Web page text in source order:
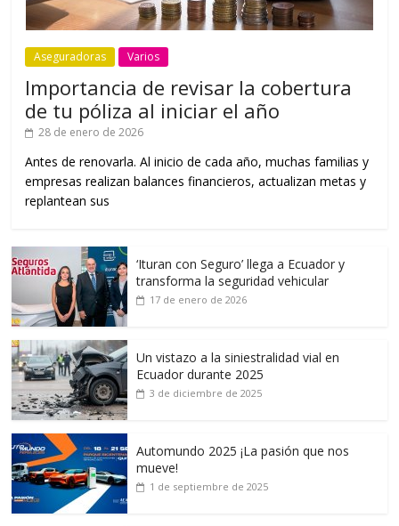
Aseguradoras Varios
Importancia de revisar la cobertura
de tu póliza al iniciar el año
28 de enero de 2026
Antes de renovarla. Al inicio de cada año, muchas familias y
empresas realizan balances financieros, actualizan metas y
replantean sus
‘Ituran con Seguro’ llega a Ecuador y
transforma la seguridad vehicular
17 de enero de 2026
Un vistazo a la siniestralidad vial en
Ecuador durante 2025
3 de diciembre de 2025
Automundo 2025 ¡La pasión que nos
mueve!
1 de septiembre de 2025